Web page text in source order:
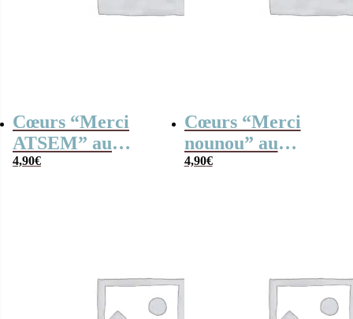
Cœurs “Merci
ATSEM” au
chocolat au lait et
4,90€
Cœurs “Merci
nounou” au
chocolat au lait et
4,90€